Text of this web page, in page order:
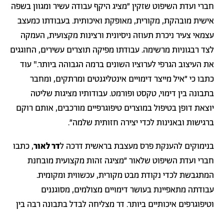
חברי ועדת השיפוט שזקין ״מציג היקף עבודה עשיר ומגוון בשפה
אישית מובהקת, מקורית, מאופקת ואיכותית. בעבודתו כמעצב
עצמאי צעיר ניכרת תעוזה ניסיונית ורצינות מקצועית, העמקה
לצד רבגוניות מרשימה. עבודתו מפיקה תוצרים עשירים, החוגגים
את העיצוב הגרפי לערוציו השונים ברמה הגבוהה ביותר." עוד
כתבו כי״איל מייצר דימויים אינטליגנטים ומרתקים, ומחבר
בתבונה בין דימוי, טקסט ופורמט. עבודותיו מציגות שליטה
יוצאת דופן בטיפול במוצרים טיפוגרפיים מורכבים, אותם רוקם
ברגישות ובאנינות לכדי יצירה חזותית שלמה״.
בנימוקים להענקת פרס מעצבת בראשית דרכה לדר לאור, כתבו
חברי ועדת השיפוט שלאור ״מציגה זהות מקצועית מובחנת
המתגבשת לכדי נקודת מבט מקורית, עכשווית ומקומית.
עבודתה מתאפיינת בעושר דימויים מצולמים, מסוגננים
וטיפוגרפים איכותיים ביותר. דר מצליחה לבדל בתבונה רבה בין